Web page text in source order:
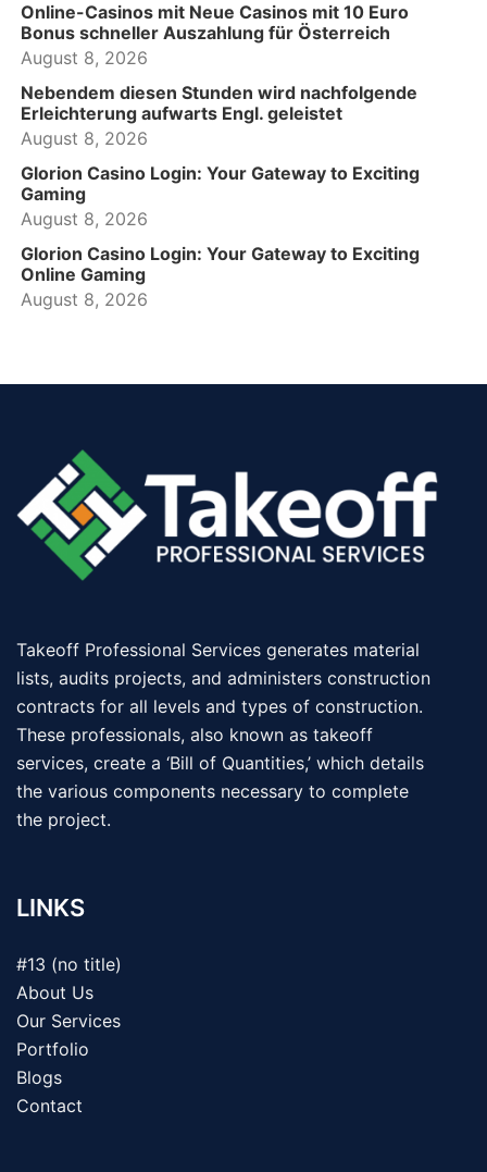
Online-Casinos mit Neue Casinos mit 10 Euro
Bonus schneller Auszahlung für Österreich
August 8, 2026
Nebendem diesen Stunden wird nachfolgende
Erleichterung aufwarts Engl. geleistet
August 8, 2026
Glorion Casino Login: Your Gateway to Exciting
Gaming
August 8, 2026
Glorion Casino Login: Your Gateway to Exciting
Online Gaming
August 8, 2026
Takeoff Professional Services generates material
lists, audits projects, and administers construction
contracts for all levels and types of construction.
These professionals, also known as takeoff
services, create a ‘Bill of Quantities,’ which details
the various components necessary to complete
the project.
LINKS
#13 (no title)
About Us
Our Services
Portfolio
Blogs
Contact